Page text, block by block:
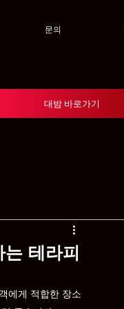
문의
대밤 바로가기
테라피
에게 적합한 장소